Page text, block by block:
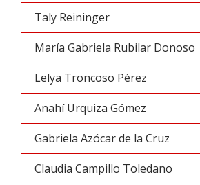
Taly Reininger
María Gabriela Rubilar Donoso
Lelya Troncoso Pérez
Anahí Urquiza Gómez
Gabriela Azócar de la Cruz
Claudia Campillo Toledano